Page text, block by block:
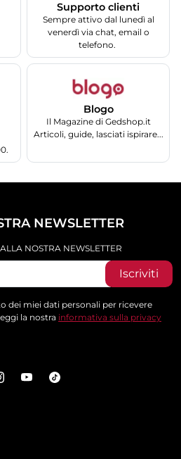
Supporto clienti
Sempre attivo dal lunedì al
venerdì via chat, email o
telefono.
Blogo
Il Magazine di Gedshop.it
Articoli, guide, lasciati ispirare...
NEWSLETTER
NOSTRA NEWSLETTER
Iscriviti
dei miei dati personali per ricevere
la nostra informativa sulla privacy